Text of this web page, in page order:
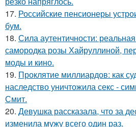
17. Российские пенсионеры
бум.
18. Сила аутентичности:
самородка розы Хайруллиной,
моды и кино.
19. Проклятие миллиардов: как
наследство уничтожила секс -
Смит.
20. Девушка рассказала, что за
изменила мужу всего один раз.